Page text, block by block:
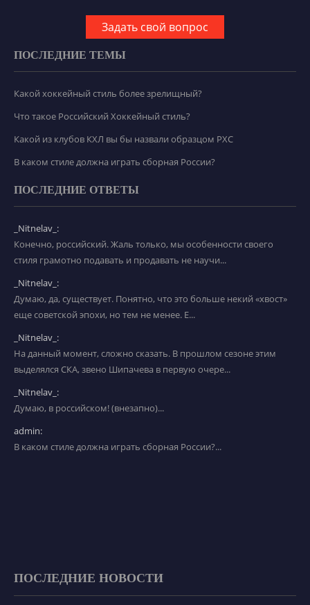
Задать свой вопрос
ПОСЛЕДНИЕ ТЕМЫ
Какой хоккейный стиль более зрелищный?
Что такое Российский Хоккейный стиль?
Какой из клубов КХЛ вы бы назвали образцом РХС
В каком стиле должна играть сборная России?
ПОСЛЕДНИЕ ОТВЕТЫ
_Nitnelav_:
Конечно, российский. Жаль только, мы особенности своего
стиля грамотно подавать и продавать не научи...
_Nitnelav_:
Думаю, да, существует. Понятно, что это больше некий «хвост»
еще советской эпохи, но тем не менее. Е...
_Nitnelav_:
На данный момент, сложно сказать. В прошлом сезоне этим
выделялся СКА, звено Шипачева в первую очере...
_Nitnelav_:
Думаю, в российском! (внезапно)...
admin:
В каком стиле должна играть сборная России?...
ПОСЛЕДНИЕ НОВОСТИ